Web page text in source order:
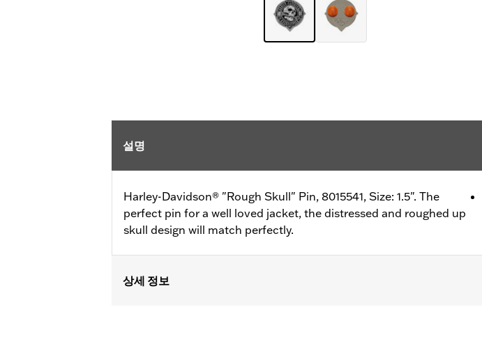
설명
Harley-Davidson® "Rough Skull" Pin, 8015541, Size: 1.5". The
perfect pin for a well loved jacket, the distressed and roughed up
skull design will match perfectly.
상세 정보